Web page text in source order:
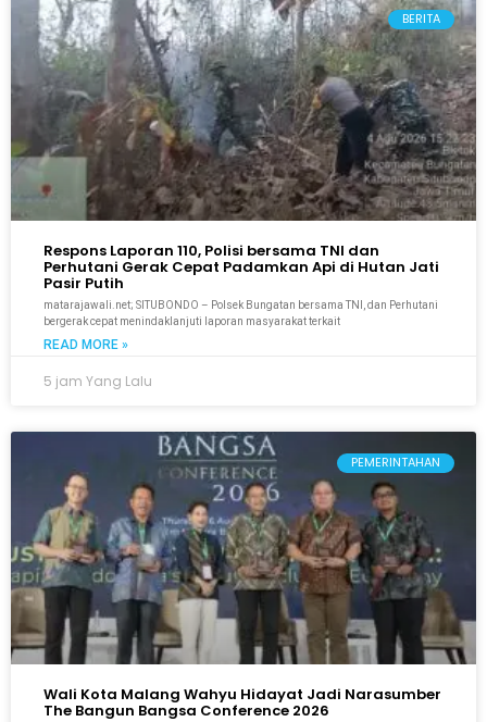
BERITA
Respons Laporan 110, Polisi bersama TNI dan
Perhutani Gerak Cepat Padamkan Api di Hutan Jati
Pasir Putih
matarajawali.net; SITUBONDO – Polsek Bungatan bersama TNI, dan Perhutani
bergerak cepat menindaklanjuti laporan masyarakat terkait
READ MORE »
5 jam Yang Lalu
PEMERINTAHAN
Wali Kota Malang Wahyu Hidayat Jadi Narasumber
The Bangun Bangsa Conference 2026